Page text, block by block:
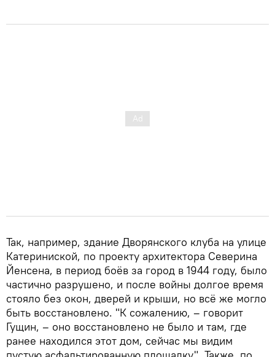
Так, например, здание Дворянского клуба на улице
Катериниской, по проекту архитектора Северина
Йенсена, в период боёв за город в 1944 году, было
частично разрушено, и после войны долгое время
стояло без окон, дверей и крыши, но всё же могло
быть восстановлено. "К сожалению, – говорит
Гущин, – оно восстановлено не было и там, где
ранее находился этот дом, сейчас мы видим